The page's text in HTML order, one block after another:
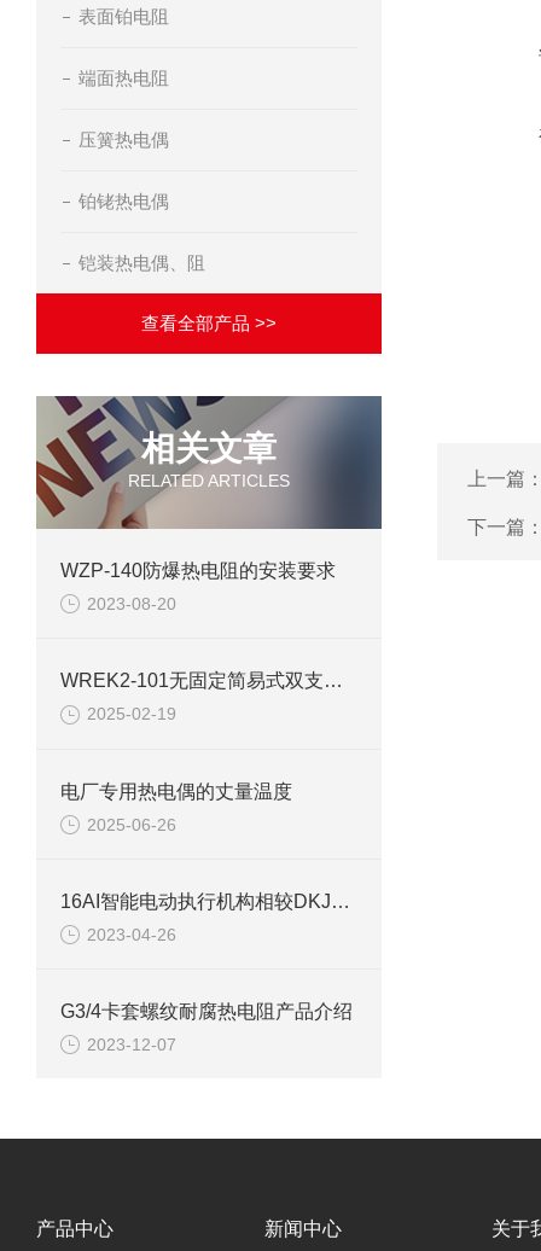
表面铂电阻
端面热电阻
压簧热电偶
铂铑热电偶
铠装热电偶、阻
查看全部产品 >>
相关文章
RELATED ARTICLES
WZP-140防爆热电阻的安装要求
2023-08-20
WREK2-101无固定简易式双支铠装热电偶使用说明
2025-02-19
电厂专用热电偶的丈量温度
2025-06-26
16AI智能电动执行机构相较DKJ执行机构的优点
2023-04-26
G3/4卡套螺纹耐腐热电阻产品介绍
2023-12-07
上一篇
下一篇
产品中心 新闻中心 关于